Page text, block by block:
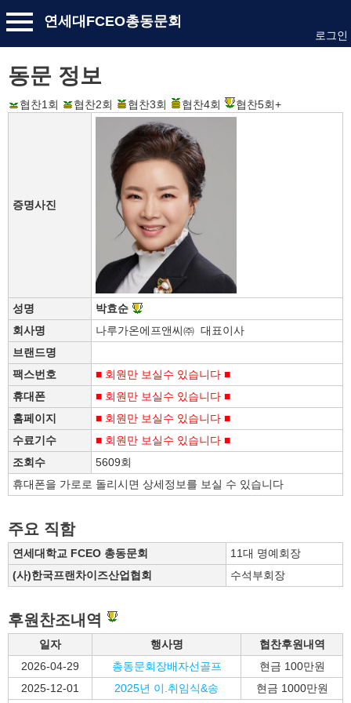
연세대FCEO총동문회
로그인
동문 정보
협찬1회 협찬2회 협찬3회 협찬4회 협찬5회+
증명사진
성명
박효순
회사명
나루가온에프앤씨㈜ 대표이사
브랜드명
팩스번호
■ 회원만 보실수 있습니다 ■
휴대폰
■ 회원만 보실수 있습니다 ■
홈페이지
■ 회원만 보실수 있습니다 ■
수료기수
■ 회원만 보실수 있습니다 ■
조회수
5609회
휴대폰을 가로로 돌리시면 상세정보를 보실 수 있습니다
주요 직함
연세대학교 FCEO 총동문회
11대 명예회장
(사)한국프랜차이즈산업협회
수석부회장
후원찬조내역
일자 행사명
협찬후원내역
2026-04-29
총동문회장배자선골프
현금 100만원
2025-12-01
2025년 이.취임식&송 현금 1000만원